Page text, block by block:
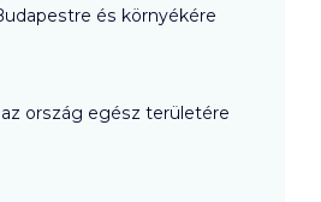
és környékére
ország egész területére